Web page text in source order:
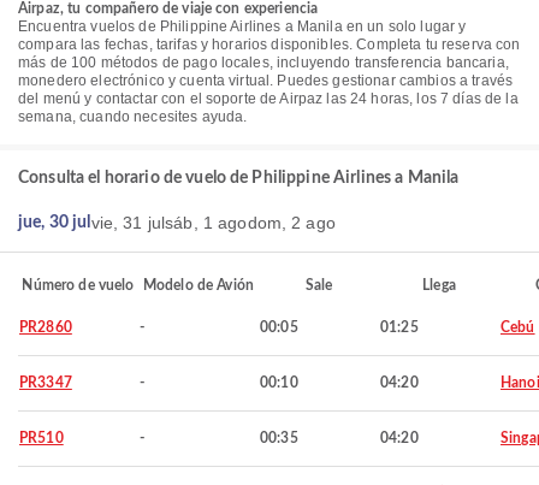
Airpaz, tu compañero de viaje con experiencia
Encuentra vuelos de Philippine Airlines a Manila en un solo lugar y
compara las fechas, tarifas y horarios disponibles. Completa tu reserva con
más de 100 métodos de pago locales, incluyendo transferencia bancaria,
monedero electrónico y cuenta virtual. Puedes gestionar cambios a través
del menú y contactar con el soporte de Airpaz las 24 horas, los 7 días de la
semana, cuando necesites ayuda.
Consulta el horario de vuelo de Philippine Airlines a Manila
jue, 30 jul vie, 31 julsáb, 1 agodom, 2 ago
Número de vuelo Modelo de Avión Sale Llega
PR2860 - 00:05 01:25 Cebú
PR3347 - 00:10 04:20 Hanoi
PR510 - 00:35 04:20